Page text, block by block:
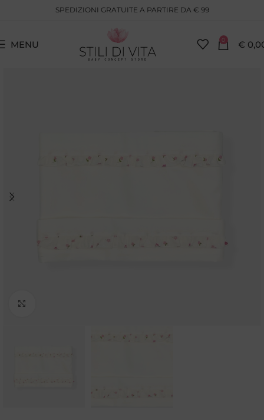
SPEDIZIONI GRATUITE A PARTIRE DA € 99
MENU 0 €